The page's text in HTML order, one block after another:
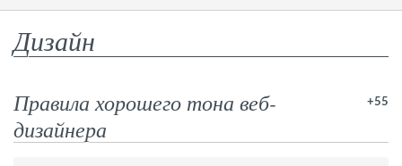
Дизайн
+55
Правила хорошего тона веб-
дизайнера